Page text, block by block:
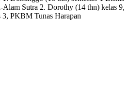
Sutra 2. Dorothy (14 thn) kelas 9,
PKBM Tunas Harapan